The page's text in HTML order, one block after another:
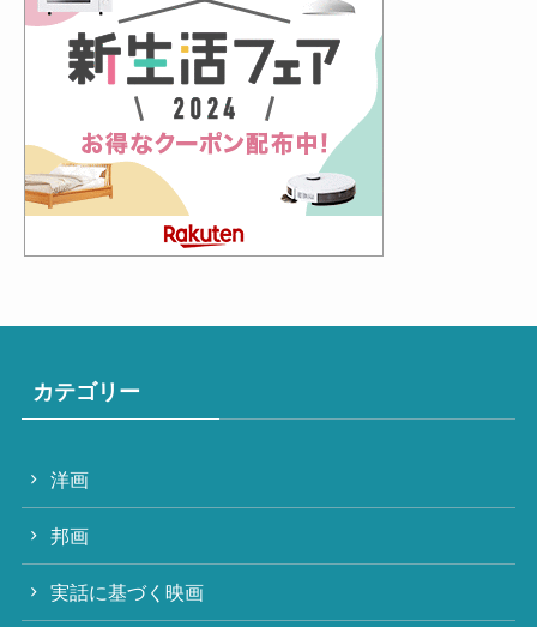
カテゴリー
洋画
邦画
実話に基づく映画